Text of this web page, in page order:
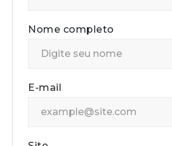
Nome completo
E-mail